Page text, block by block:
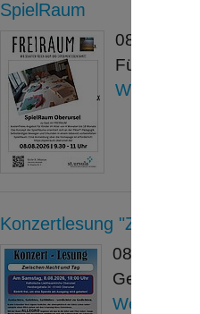
SpielRaum
Für
Weiterlesen
Konzertlesung
Weiterlesen